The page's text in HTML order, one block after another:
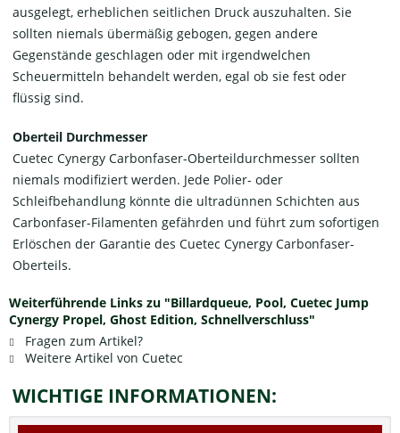
ausgelegt, erheblichen seitlichen Druck auszuhalten. Sie
sollten niemals übermäßig gebogen, gegen andere
Gegenstände geschlagen oder mit irgendwelchen
Scheuermitteln behandelt werden, egal ob sie fest oder
flüssig sind.
Oberteil Durchmesser
Cuetec Cynergy Carbonfaser-Oberteildurchmesser sollten
niemals modifiziert werden. Jede Polier- oder
Schleifbehandlung könnte die ultradünnen Schichten aus
Carbonfaser-Filamenten gefährden und führt zum sofortigen
Erlöschen der Garantie des Cuetec Cynergy Carbonfaser-
Oberteils.
Weiterführende Links zu "Billardqueue, Pool, Cuetec Jump
Cynergy Propel, Ghost Edition, Schnellverschluss"
Fragen zum Artikel?
Weitere Artikel von Cuetec
WICHTIGE INFORMATIONEN: